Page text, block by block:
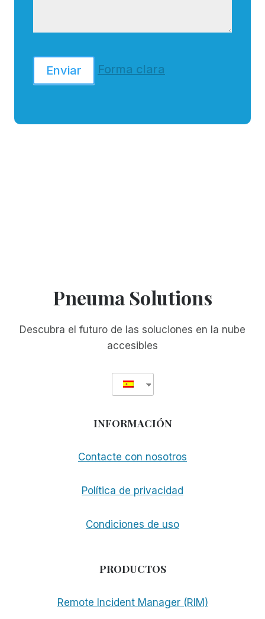
Enviar Forma clara
Pneuma Solutions
Descubra el futuro de las soluciones en la nube
accesibles
INFORMACIÓN
Contacte con nosotros
Política de privacidad
Condiciones de uso
PRODUCTOS
Remote Incident Manager (RIM)